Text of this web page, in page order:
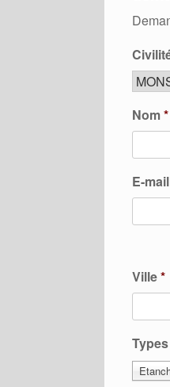
Nom*
E-mail
Ville*